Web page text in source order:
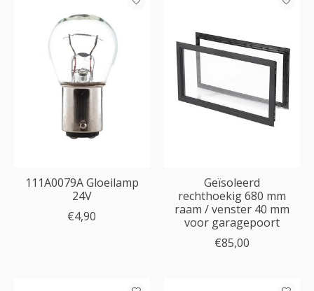
111A0079A Gloeilamp
24V
€4,90
Geïsoleerd
rechthoekig 680 mm
raam / venster 40 mm
voor garagepoort
€85,00